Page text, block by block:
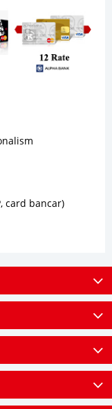
card bancar)